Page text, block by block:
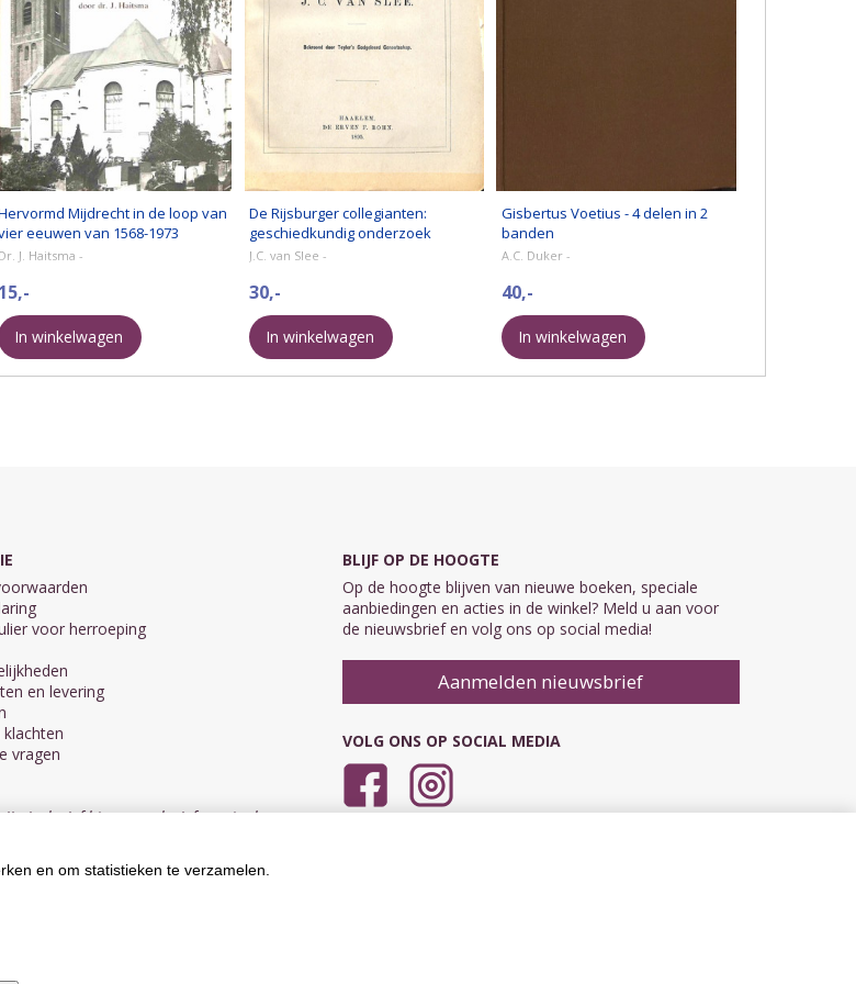
Mijdrecht in de loop van
eeuwen van 1568-1973
Dr. J. Haitsma -
15,-
In winkelwagen
De Rijsburger collegianten:
geschiedkundig onderzoek
J.C. van Slee -
30,-
In winkelwagen
Gisbertus Voetius - 4 delen in 2
banden
A.C. Duker -
40,-
In winkelwagen
voor herroeping
en levering
vragen
inclusief btw en exclusief eventuele
BLIJF OP DE HOOGTE
Op de hoogte blijven van nieuwe boeken, speciale
aanbiedingen en acties in de winkel? Meld u aan voor
de nieuwsbrief en volg ons op social media!
Aanmelden nieuwsbrief
VOLG ONS OP SOCIAL MEDIA
en om statistieken te verzamelen.